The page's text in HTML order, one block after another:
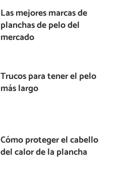
Las mejores marcas de
planchas de pelo del
mercado
Trucos para tener el pelo
más largo
Cómo proteger el cabello
del calor de la plancha